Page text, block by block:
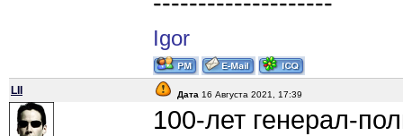
Igor
LII Дата 16 Августа 2021, 17:39
100-лет генерал-